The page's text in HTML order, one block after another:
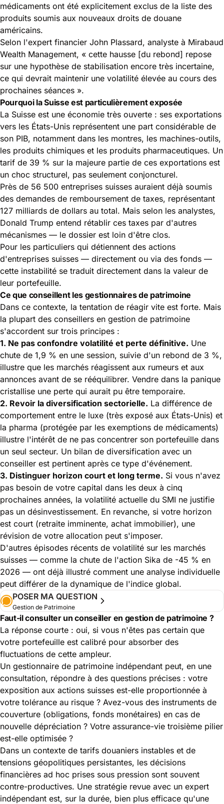
médicaments ont été explicitement exclus de la liste des
produits soumis aux nouveaux droits de douane
américains.
Selon l'expert financier John Plassard, analyste à Mirabaud
Wealth Management, « cette hausse [du rebond] repose
sur une hypothèse de stabilisation encore très incertaine,
ce qui devrait maintenir une volatilité élevée au cours des
prochaines séances ».
Pourquoi la Suisse est particulièrement exposée
La Suisse est une économie très ouverte : ses exportations
vers les États-Unis représentent une part considérable de
son PIB, notamment dans les montres, les machines-outils,
les produits chimiques et les produits pharmaceutiques. Un
tarif de 39 % sur la majeure partie de ces exportations est
un choc structurel, pas seulement conjoncturel.
Près de 56 500 entreprises suisses auraient déjà soumis
des demandes de remboursement de taxes, représentant
127 milliards de dollars au total. Mais selon les analystes,
Donald Trump entend rétablir ces taxes par d'autres
mécanismes — le dossier est loin d'être clos.
Pour les particuliers qui détiennent des actions
d'entreprises suisses — directement ou via des fonds —
cette instabilité se traduit directement dans la valeur de
leur portefeuille.
Ce que conseillent les gestionnaires de patrimoine
Dans ce contexte, la tentation de réagir vite est forte. Mais
la plupart des conseillers en gestion de patrimoine
s'accordent sur trois principes :
1. Ne pas confondre volatilité et perte définitive. Une
chute de 1,9 % en une session, suivie d'un rebond de 3 %,
illustre que les marchés réagissent aux rumeurs et aux
annonces avant de se rééquilibrer. Vendre dans la panique
cristallise une perte qui aurait pu être temporaire.
2. Revoir la diversification sectorielle. La différence de
comportement entre le luxe (très exposé aux États-Unis) et
la pharma (protégée par les exemptions de médicaments)
illustre l'intérêt de ne pas concentrer son portefeuille dans
un seul secteur. Un bilan de diversification avec un
conseiller est pertinent après ce type d'événement.
3. Distinguer horizon court et long terme. Si vous n'avez
pas besoin de votre capital dans les deux à cinq
prochaines années, la volatilité actuelle du SMI ne justifie
pas un désinvestissement. En revanche, si votre horizon
est court (retraite imminente, achat immobilier), une
révision de votre allocation peut s'imposer.
D'autres épisodes récents de volatilité sur les marchés
suisses — comme la chute de l'action Sika de -45 % en
2026 — ont déjà illustré comment une analyse individuelle
peut différer de la dynamique de l'indice global.
POSER MA QUESTION
Gestion de Patrimoine
Faut-il consulter un conseiller en gestion de patrimoine ?
La réponse courte : oui, si vous n'êtes pas certain que
votre portefeuille est calibré pour absorber des
fluctuations de cette ampleur.
Un gestionnaire de patrimoine indépendant peut, en une
consultation, répondre à des questions précises : votre
exposition aux actions suisses est-elle proportionnée à
votre tolérance au risque ? Avez-vous des instruments de
couverture (obligations, fonds monétaires) en cas de
nouvelle dépréciation ? Votre assurance-vie troisième pilier
est-elle optimisée ?
Dans un contexte de tarifs douaniers instables et de
tensions géopolitiques persistantes, les décisions
financières ad hoc prises sous pression sont souvent
contre-productives. Une stratégie revue avec un expert
indépendant est, sur la durée, bien plus efficace qu'une